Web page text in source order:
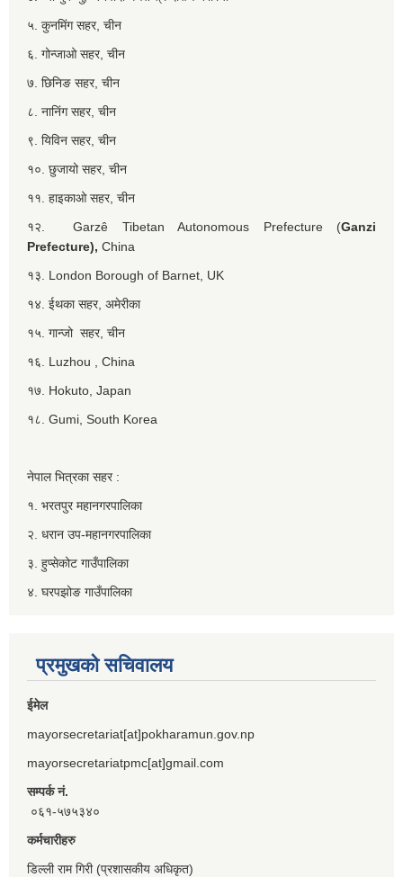
५. कुनमिंग सहर, चीन
६. गोन्जाओ सहर, चीन
७. छिनिङ सहर, चीन
८. नानिंग सहर, चीन
९. यिविन सहर, चीन
१०. छुजायो सहर, चीन
११. हाइकाओ सहर, चीन
१२. Garzê Tibetan Autonomous Prefecture (Ganzi
Prefecture), China
१३. London Borough of Barnet, UK
१४. ईथका सहर, अमेरीका
१५. गान्जो सहर, चीन
१६. Luzhou , China
१७. Hokuto, Japan
१८. Gumi, South Korea
नेपाल भित्रका सहर :
१. भरतपुर महानगरपालिका
२. धरान उप-महानगरपालिका
३. हुप्सेकोट गाउँपालिका
४. घरपझोङ गाउँपालिका
प्रमुखको सचिवालय
ईमेल
mayorsecretariat[at]pokharamun.gov.np
mayorsecretariatpmc[at]gmail.com
सम्पर्क नं.
०६१-५७५३४०
कर्मचारीहरु
डिल्ली राम गिरी (प्रशासकीय अधिकृत)